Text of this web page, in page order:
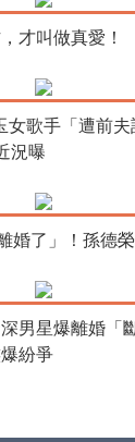
才叫做真愛！
女歌手「遭前
況曝
婚了」！孫德
男星爆離婚「
紛爭